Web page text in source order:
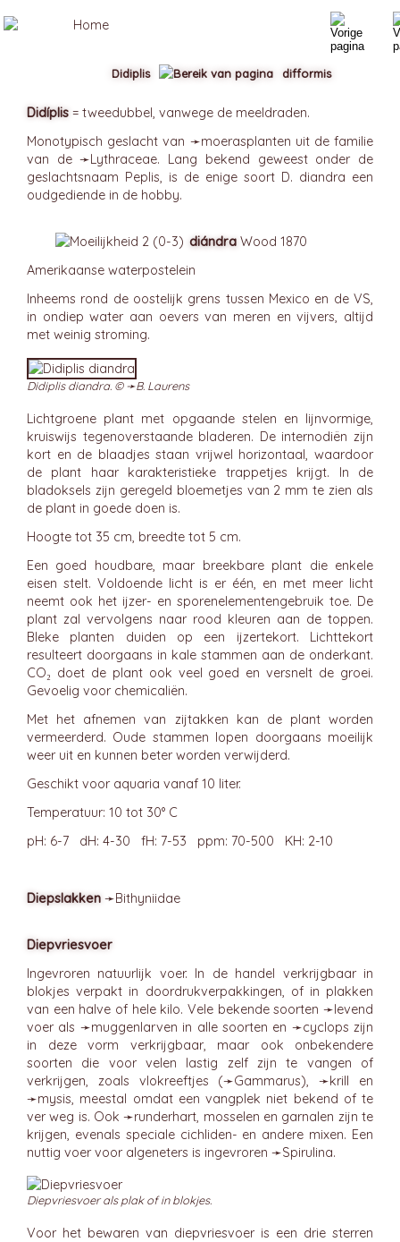
Didíplis = tweedubbel, vanwege de meeldraden.
Monotypisch geslacht van ➛moerasplanten uit de familie
van de ➛Lythraceae. Lang bekend geweest onder de
geslachtsnaam Peplis, is de enige soort D. diandra een
oudgediende in de hobby.
diándra Wood 1870
Amerikaanse waterpostelein
Inheems rond de oostelijk grens tussen Mexico en de VS,
in ondiep water aan oevers van meren en vijvers, altijd
met weinig stroming.
Didiplis diandra. © ➛B. Laurens
Lichtgroene plant met opgaande stelen en lijnvormige,
kruiswijs tegenoverstaande bladeren. De internodiën zijn
kort en de blaadjes staan vrijwel horizontaal, waardoor
de plant haar karakteristieke trappetjes krijgt. In de
bladoksels zijn geregeld bloemetjes van 2 mm te zien als
de plant in goede doen is.
Hoogte tot 35 cm, breedte tot 5 cm.
Een goed houdbare, maar breekbare plant die enkele
eisen stelt. Voldoende licht is er één, en met meer licht
neemt ook het ijzer- en sporenelementengebruik toe. De
plant zal vervolgens naar rood kleuren aan de toppen.
Bleke planten duiden op een ijzertekort. Lichttekort
resulteert doorgaans in kale stammen aan de onderkant.
CO₂ doet de plant ook veel goed en versnelt de groei.
Gevoelig voor chemicaliën.
Met het afnemen van zijtakken kan de plant worden
vermeerderd. Oude stammen lopen doorgaans moeilijk
weer uit en kunnen beter worden verwijderd.
Geschikt voor aquaria vanaf 10 liter.
Temperatuur: 10 tot 30° C
pH: 6-7 dH: 4-30 fH: 7-53 ppm: 70-500 KH: 2-10
Diepslakken ➛Bithyniidae
Diepvriesvoer
Ingevroren natuurlijk voer. In de handel verkrijgbaar in
blokjes verpakt in doordrukverpakkingen, of in plakken
van een halve of hele kilo. Vele bekende soorten ➛levend
voerals ➛muggenlarven in alle soorten en ➛cyclops zijn
in deze vorm verkrijgbaar, maar ook onbekendere
soorten die voor velen lastig zelf zijn te vangen of
verkrijgen, zoals vlokreeftjes (➛Gammarus), ➛krill en
➛mysis, meestal omdat een vangplek niet bekend of te
ver weg is. Ook ➛runderhart, mosselen en garnalen zijn te
krijgen, evenals speciale cichliden- en andere mixen. Een
nuttig voer voor algeneters is ingevroren ➛Spirulina.
Diepvriesvoer als plak of in blokjes.
Voor het bewaren van diepvriesvoer is een drie sterren
Didiplis difformis